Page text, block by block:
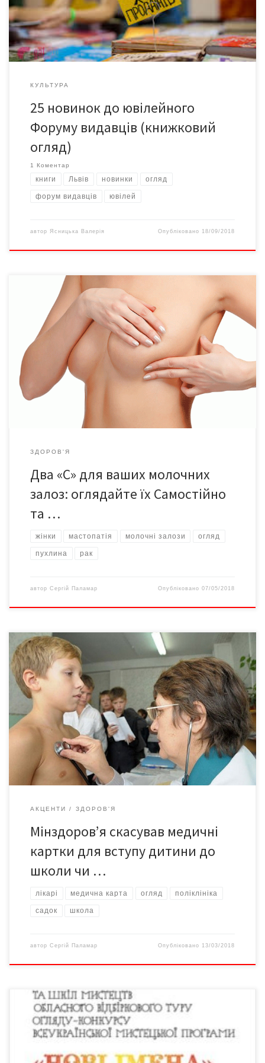
КУЛЬТУРА
25 новинок до ювілейного
Форуму видавців (книжковий
огляд)
1 Коментар
книги Львів новинки огляд
форум видавців ювілей
автор Ясницька Валерія Опубліковано 18/09/2018
Не хочемо вас лякати, але рак молочної залози – серед
провідних причин жіночої смертності у світі. Між тим,
профілактика раку молочної залози можлива і в домашніх
умовах. Кожна жінка може навчитися правилам самостійного
огляду і контролю молочних залоз. Переважна більшість
мешканок США та інших розвинених країн проводить
самоогляд молочних залоз […]
ЗДОРОВ'Я
Два «С» для ваших молочних
залоз: оглядайте їх Самостійно
та …
жінки мастопатія молочні залози огляд
пухлина рак
автор Сергій Паламар Опубліковано07/05/2018
З 13 березня набрав чинності наказ Міністерства охорони
здоров’я, який скасовує низку форм первинної облікової
документації, зокрема медична карта дитини для вступу до
школи та дитячого садка тепер не потрібна. Про це
повідомила прес-служба Міністерства охорони здоров’я у
Фейсбуці. Наголошується, що українські медики щорічно
заповнювали до 1 млн медкарт дитини […]
АКЦЕНТИ ЗДОРОВ'Я
Мінздоров’я скасував медичні
картки для вступу дитини до
школи чи …
лікарі медична карта огляд поліклініка
садок школа
автор Сергій Паламар Опубліковано 13/03/2018
Виставка обласного відбіркового туру огляду-конкурсу
Всеукраїнської мистецької програми «Нові імена» триватиме
області презентують понад 150 творів у номінаціях